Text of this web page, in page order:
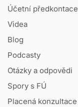
Účetní předkontace
Videa
Blog
Podcasty
Otázky a odpovědi
Spory s FÚ
Placená konzultace